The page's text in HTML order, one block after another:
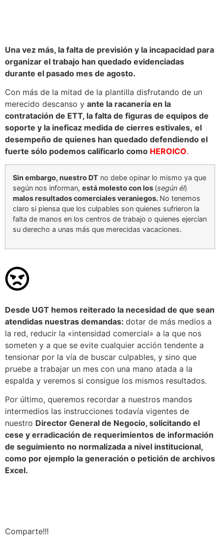
Una vez más, la falta de previsión y la incapacidad para
organizar el trabajo han quedado evidenciadas
durante el pasado mes de agosto.
Con más de la mitad de la plantilla disfrutando de un
merecido descanso y ante la racanería en la
contratación de ETT, la falta de figuras de equipos de
soporte y la ineficaz medida de cierres estivales, el
desempeño de quienes han quedado defendiendo el
fuerte sólo podemos calificarlo como HEROICO.
Sin embargo, nuestro DT no debe opinar lo mismo ya que
según nos informan, está molesto con los (según él)
malos resultados comerciales veraniegos. No tenemos
claro si piensa que los culpables son quienes sufrieron la
falta de manos en los centros de trabajo o quienes ejercían
su derecho a unas más que merecidas vacaciones.
Desde UGT hemos reiterado la necesidad de que sean
atendidas nuestras demandas: dotar de más medios a
la red, reducir la «intensidad comercial» a la que nos
someten y a que se evite cualquier acción tendente a
tensionar por la vía de buscar culpables, y sino que
pruebe a trabajar un mes con una mano atada a la
espalda y veremos si consigue los mismos resultados.
Por último, queremos recordar a nuestros mandos
intermedios las instrucciones todavía vigentes de
nuestro Director General de Negocio, solicitando el
cese y erradicación de requerimientos de información
de seguimiento no normalizada a nivel institucional,
como por ejemplo la generación o petición de archivos
Excel.
Comparte!!!